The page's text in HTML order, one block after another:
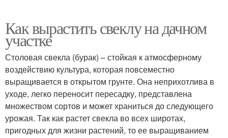
Как вырастить свеклу на дачном
участке
Столовая свекла (бурак) – стойкая к атмосферному
воздействию культура, которая повсеместно
выращивается в открытом грунте. Она неприхотлива в
уходе, легко переносит пересадку, представлена
множеством сортов и может храниться до следующего
урожая. Так как растет свекла во всех широтах,
пригодных для жизни растений, то ее выращиванием